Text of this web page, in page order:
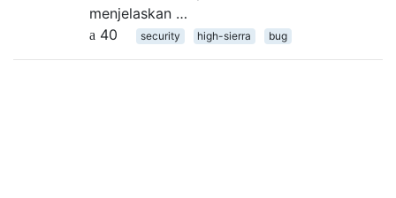
menjelaskan …
40
security high-sierra bug